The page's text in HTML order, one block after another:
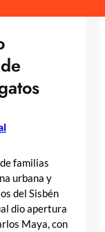
familias
urbana y
del Sisbén
dio apertura
Maya, con